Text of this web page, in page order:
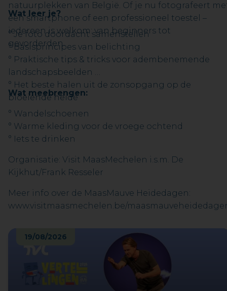
natuurplekken van België. Of je nu fotografeert
een smartphone of een professioneel toestel –
iedereen is welkom: van beginners tot
gevorderden.
Wat leer je?
° Je foto doordacht samenstellen
° Basisprincipes van belichting
° Praktische tips & tricks voor adembenemende
landschapsbeelden
° Het beste halen uit de zonsopgang op de
bloeiende heide
Wat meebrengen:
° Wandelschoenen
° Warme kleding voor de vroege ochtend
° Iets te drinken
Organisatie: Visit MaasMechelen i.s.m. De
Kijkhut/Frank Resseler
Meer info over de MaasMauve Heidedagen:
www.visitmaasmechelen.be/
19/08/2026